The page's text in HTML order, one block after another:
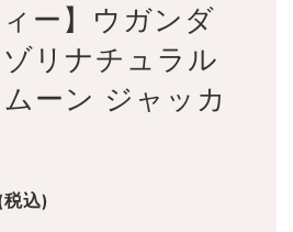
ィー】ウガンダ
リナチュラル
ーン ジャッカ
込)